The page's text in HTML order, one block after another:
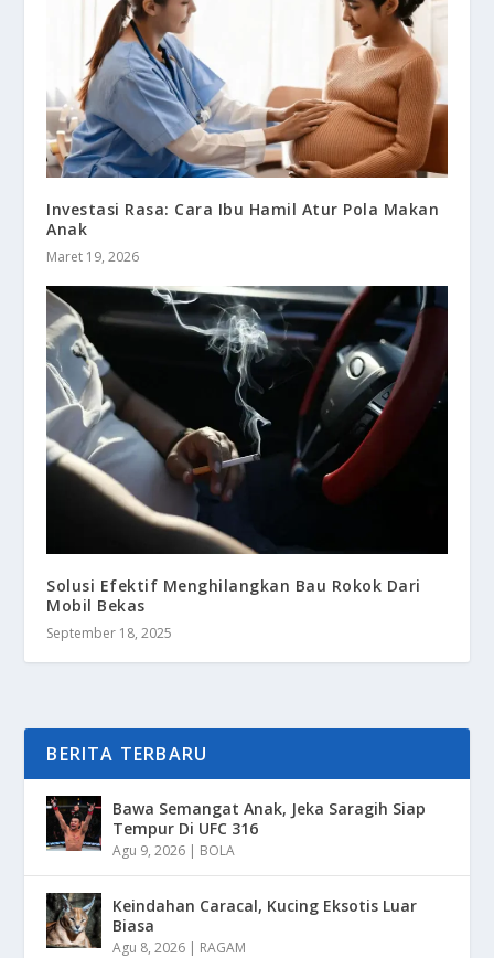
Investasi Rasa: Cara Ibu Hamil Atur Pola Makan
Anak
Maret 19, 2026
Solusi Efektif Menghilangkan Bau Rokok Dari
Mobil Bekas
September 18, 2025
BERITA TERBARU
Bawa Semangat Anak, Jeka Saragih Siap
Tempur Di UFC 316
Agu 9, 2026 | BOLA
Keindahan Caracal, Kucing Eksotis Luar
Biasa
Agu 8, 2026 | RAGAM